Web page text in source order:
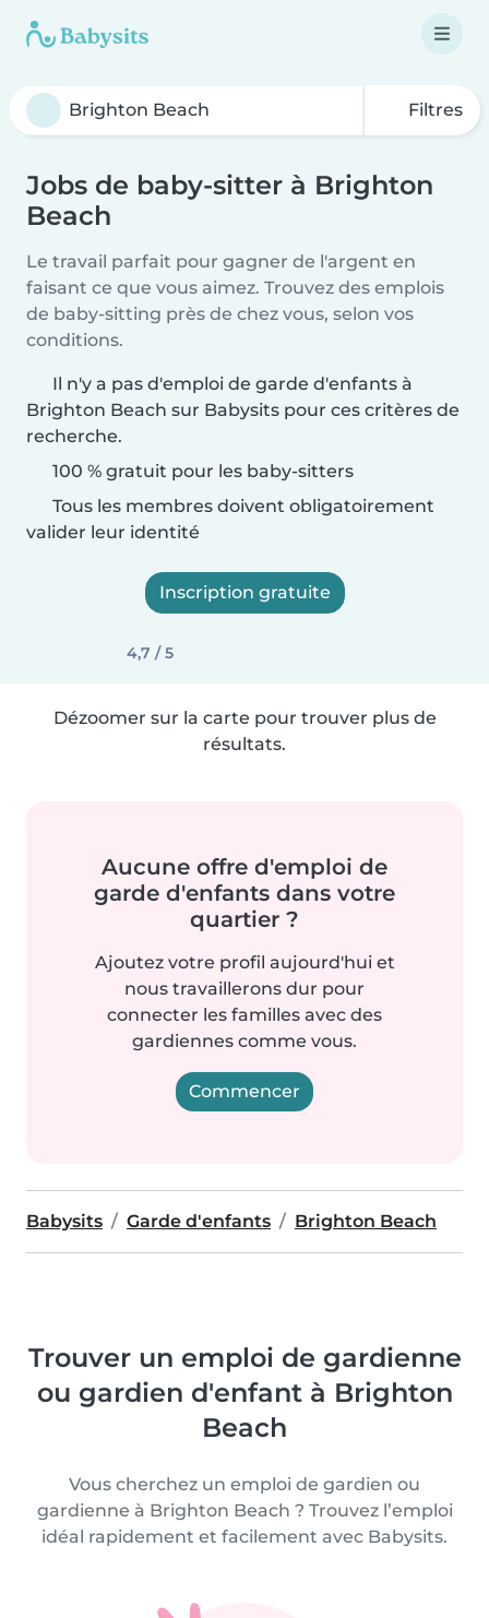
Filtres
Jobs de baby-sitter à Brighton
Beach
Le travail parfait pour gagner de l'argent en
faisant ce que vous aimez. Trouvez des emplois
de baby-sitting près de chez vous, selon vos
conditions.
Il n'y a pas d'emploi de garde d'enfants à
Brighton Beach sur Babysits pour ces critères de
recherche.
100 % gratuit pour les baby-sitters
Tous les membres doivent obligatoirement
valider leur identité
Inscription gratuite
4,7 / 5
Dézoomer sur la carte pour trouver plus de
résultats.
Aucune offre d'emploi de
garde d'enfants dans votre
quartier ?
Ajoutez votre profil aujourd'hui et
nous travaillerons dur pour
connecter les familles avec des
gardiennes comme vous.
Commencer
Babysits Garde d'enfants Brighton Beach
Trouver un emploi de gardienne
ou gardien d'enfant à Brighton
Beach
Vous cherchez un emploi de gardien ou
gardienne à Brighton Beach ? Trouvez l’emploi
idéal rapidement et facilement avec Babysits.